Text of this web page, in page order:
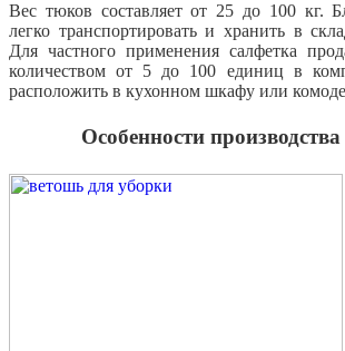
Вес тюков составляет от 25 до 100 кг.
легко транспортировать и хранить в
Для частного применения салфетка
количеством от 5 до 100 единиц в
расположить в кухонном шкафу или
Особенности